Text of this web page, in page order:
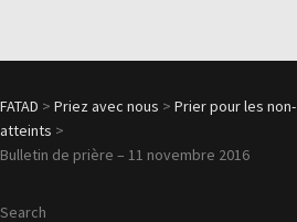
FATAD >Priez avec nous >Prier pour les non-
atteints >
Bulletin de prière – 11 novembre 2016
Search